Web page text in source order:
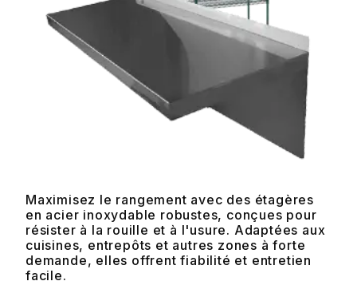
Maximisez le rangement avec des étagères
en acier inoxydable robustes, conçues pour
résister à la rouille et à l'usure. Adaptées aux
cuisines, entrepôts et autres zones à forte
demande, elles offrent fiabilité et entretien
facile.